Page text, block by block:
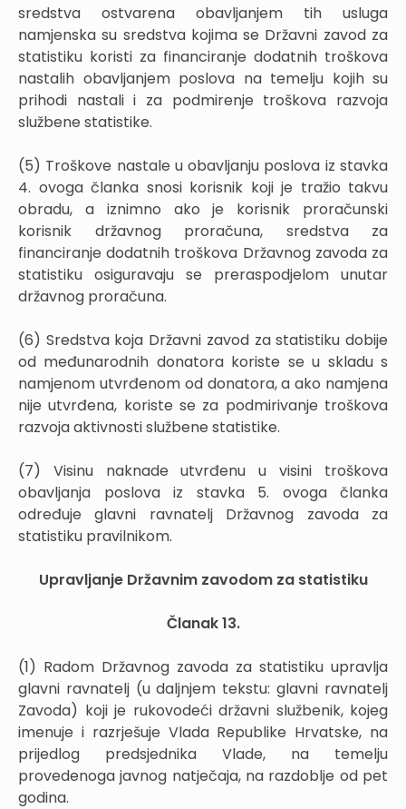
sredstva ostvarena obavljanjem tih usluga
namjenska su sredstva kojima se Državni zavod za
statistiku koristi za financiranje dodatnih troškova
nastalih obavljanjem poslova na temelju kojih su
prihodi nastali i za podmirenje troškova razvoja
službene statistike.
(5) Troškove nastale u obavljanju poslova iz stavka
4. ovoga članka snosi korisnik koji je tražio takvu
obradu, a iznimno ako je korisnik proračunski
korisnik državnog proračuna, sredstva za
financiranje dodatnih troškova Državnog zavoda za
statistiku osiguravaju se preraspodjelom unutar
državnog proračuna.
(6) Sredstva koja Državni zavod za statistiku dobije
od međunarodnih donatora koriste se u skladu s
namjenom utvrđenom od donatora, a ako namjena
nije utvrđena, koriste se za podmirivanje troškova
razvoja aktivnosti službene statistike.
(7) Visinu naknade utvrđenu u visini troškova
obavljanja poslova iz stavka 5. ovoga članka
određuje glavni ravnatelj Državnog zavoda za
statistiku pravilnikom.
Upravljanje Državnim zavodom za statistiku
Članak 13.
(1) Radom Državnog zavoda za statistiku upravlja
glavni ravnatelj (u daljnjem tekstu: glavni ravnatelj
Zavoda) koji je rukovodeći državni službenik, kojeg
imenuje i razrješuje Vlada Republike Hrvatske, na
prijedlog predsjednika Vlade, na temelju
provedenoga javnog natječaja, na razdoblje od pet
godina.